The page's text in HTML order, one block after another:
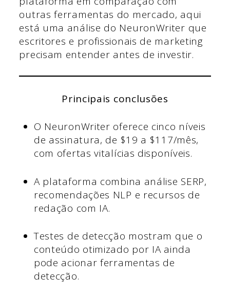
outras ferramentas do mercado, aqui
está uma análise do NeuronWriter que
escritores e profissionais de marketing
precisam entender antes de investir.
Principais conclusões
O NeuronWriter oferece cinco níveis
de assinatura, de $19 a $117/mês,
com ofertas vitalícias disponíveis.
A plataforma combina análise SERP,
recomendações NLP e recursos de
redação com IA.
Testes de detecção mostram que o
conteúdo otimizado por IA ainda
pode acionar ferramentas de
detecção.